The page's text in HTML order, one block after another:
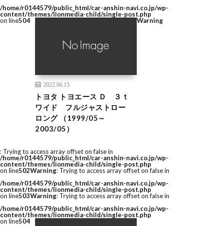
/home/r0144579/public_html/car-anshin-navi.co.jp/wp-
content/themes/lionmedia-child/single-post.php
on line504
2022.06.15
トヨタ トヨエース Ｄ ３ｔ
ワイド フルジャストロー
ロング （1999/05～
2003/05）
Warning
: Trying to access array offset on false in
/home/r0144579/public_html/car-anshin-navi.co.jp/wp-
content/themes/lionmedia-child/single-post.php
on line502Warning: Trying to access array offset on false in
/home/r0144579/public_html/car-anshin-navi.co.jp/wp-
content/themes/lionmedia-child/single-post.php
on line503Warning: Trying to access array offset on false in
/home/r0144579/public_html/car-anshin-navi.co.jp/wp-
content/themes/lionmedia-child/single-post.php
on line504